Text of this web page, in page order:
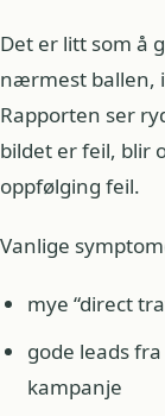
Det er litt som å
nærmest ballen,
Rapporten ser
bildet er feil, blir
oppfølging feil.
Vanlige
mye “direct
gode leads
kampanje